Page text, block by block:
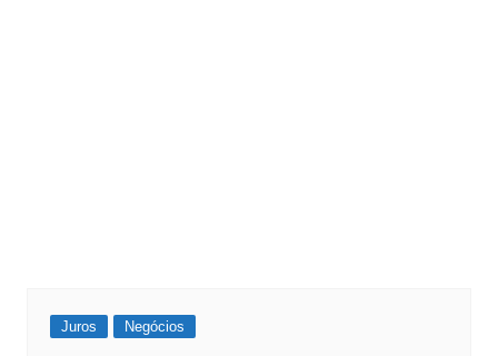
Juros Negócios